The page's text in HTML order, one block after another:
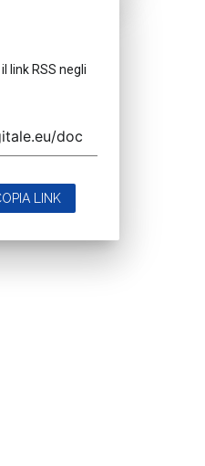
link RSS negli
LINK